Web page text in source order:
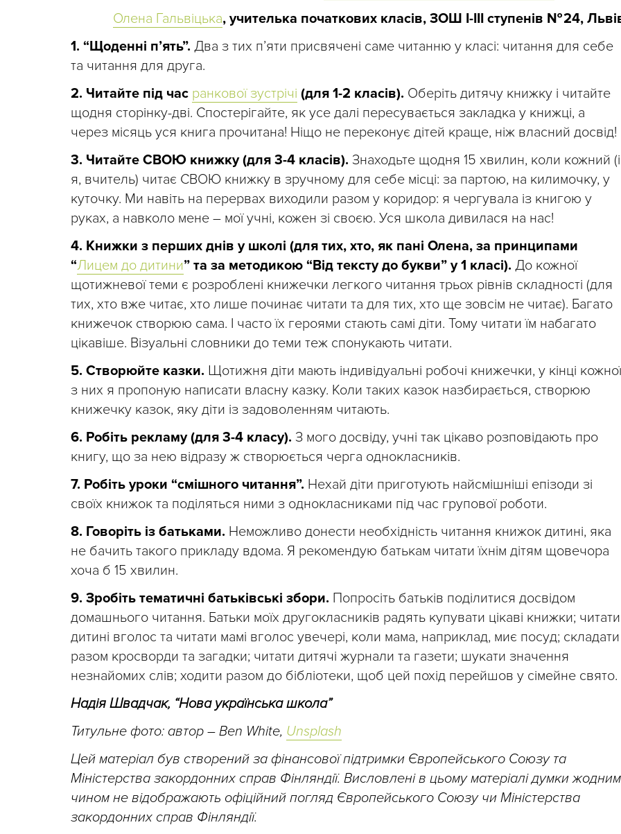
Олена Гальвіцька, учителька початкових класів, ЗОШ І-ІІІ ступенів № 24,
1. “Щоденні п’ять”. Два з тих п’яти присвячені саме читанню у класі: читання для себе
та читання для друга.
2. Читайте під час ранкової зустрічі (для 1-2 класів). Оберіть дитячу книжку і читайте
щодня сторінку-дві. Спостерігайте, як усе далі пересувається закладка у книжці, а
через місяць уся книга прочитана! Ніщо не переконує дітей краще, ніж власний досвід!
3. Читайте СВОЮ книжку (для 3-4 класів). Знаходьте щодня 15 хвилин, коли кожний (і
я, вчитель) читає СВОЮ книжку в зручному для себе місці: за партою, на килимочку, у
куточку. Ми навіть на перервах виходили разом у коридор: я чергувала із книгою у
руках, а навколо мене – мої учні, кожен зі своєю. Уся школа дивилася на нас!
4. Книжки з перших днів у школі (для тих, хто, як пані Олена, за принципами
“Лицем до дитини” та за методикою “Від тексту до букви” у 1 класі). До кожної
щотижневої теми є розроблені книжечки легкого читання трьох рівнів складності (для
тих, хто вже читає, хто лише починає читати та для тих, хто ще зовсім не читає). Багато
книжечок створюю сама. І часто їх героями стають самі діти. Тому читати їм набагато
цікавіше. Візуальні словники до теми теж спонукають читати.
5. Створюйте казки. Щотижня діти мають індивідуальні робочі книжечки, у кінці кожної
з них я пропоную написати власну казку. Коли таких казок назбирається, створюю
книжечку казок, яку діти із задоволенням читають.
6. Робіть рекламу (для 3-4 класу). З мого досвіду, учні так цікаво розповідають про
книгу, що за нею відразу ж створюється черга однокласників.
7. Робіть уроки “смішного читання”. Нехай діти приготують найсмішніші епізоди зі
своїх книжок та поділяться ними з однокласниками під час групової роботи.
8. Говоріть із батьками. Неможливо донести необхідність читання книжок дитині, яка
не бачить такого прикладу вдома. Я рекомендую батькам читати їхнім дітям щовечора
хоча б 15 хвилин.
9. Зробіть тематичні батьківські збори. Попросіть батьків поділитися досвідом
домашнього читання. Батьки моїх другокласників радять купувати цікаві книжки; читати
дитині вголос та читати мамі вголос увечері, коли мама, наприклад, миє посуд; складати
разом кросворди та загадки; читати дитячі журнали та газети; шукати значення
незнайомих слів; ходити разом до бібліотеки, щоб цей похід перейшов у сімейне свято.
Надія Швадчак, “Нова українська школа”
Титульне фото: автор – Ben White, Unsplash
Цей матеріал був створений за фінансової підтримки Європейського Союзу та
Міністерства закордонних справ Фінляндії. Висловлені в цьому матеріалі думки жодним
чином не відображають офіційний погляд Європейського Союзу чи Міністерства
закордонних справ Фінляндії.